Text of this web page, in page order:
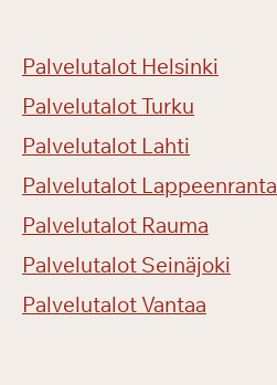
Palvelutalot Helsinki
Palvelutalot Turku
Palvelutalot Lahti
Palvelutalot Lappeenranta
Palvelutalot Rauma
Palvelutalot Seinäjoki
Palvelutalot Vantaa